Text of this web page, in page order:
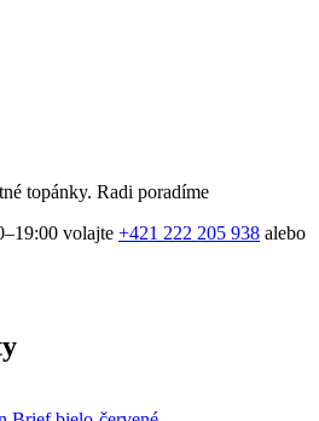
topánky. Radi poradíme
volajte +421 222 205 938 alebo